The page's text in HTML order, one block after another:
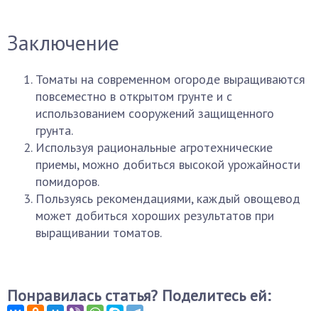
Заключение
Томаты на современном огороде выращиваются
повсеместно в открытом грунте и с
использованием сооружений защищенного
грунта.
Используя рациональные агротехнические
приемы, можно добиться высокой урожайности
помидоров.
Пользуясь рекомендациями, каждый овощевод
может добиться хороших результатов при
выращивании томатов.
Понравилась статья? Поделитесь ей: